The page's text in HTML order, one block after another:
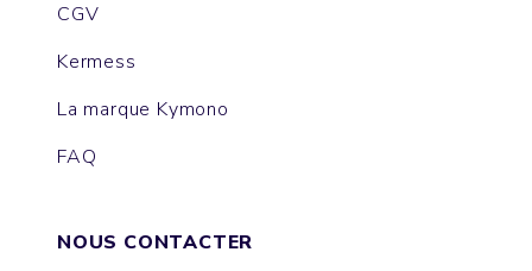
CGV
Kermess
La marque Kymono
FAQ
NOUS CONTACTER